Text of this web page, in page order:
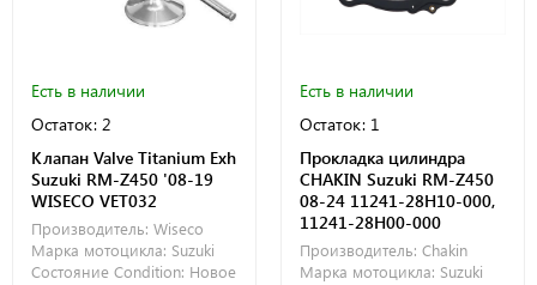
Есть в наличии
Остаток: 2
Клапан Valve Titanium Exh
Suzuki RM-Z450 '08-19
WISECO VET032
Производитель: Wiseco
Марка мотоцикла: Suzuki
Состояние Condition: Новое
Есть в наличии
Остаток: 1
Прокладка цилиндра
CHAKIN Suzuki RM-Z450
08-24 11241-28H10-000,
11241-28H00-000
Производитель: Chakin
Марка мотоцикла: Suzuki